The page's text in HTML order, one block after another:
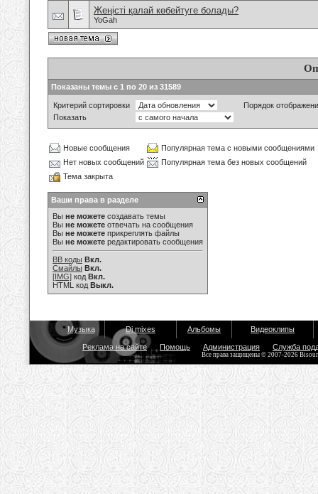
Жеңісті қалай көбейтуге болады?
YoGah
Показаны темы с 1 по 20 из 31589
Критерий сортировки
Порядок
Показать
Новые сообщения
Популярная тема с новыми сообщениями
Нет новых сообщений
Популярная тема без новых сообщений
Тема закрыта
Ваши права в разделе
Вы не можете создавать темы
Вы не можете отвечать на сообщения
Вы не можете прикреплять файлы
Вы не можете редактировать сообщения
BB коды Вкл.
Смайлы Вкл.
[IMG] код Вкл.
HTML код Выкл.
Музыка Dj mixes Альбомы Видеоклипы
Реклама на сайте Помощь Администрация Служба
Все права защищены © 2007-2026